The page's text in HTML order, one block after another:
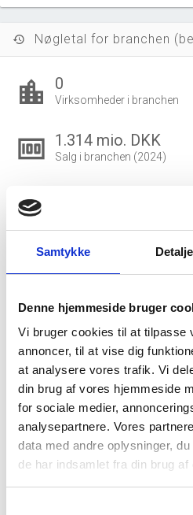
Samtykke
Denne hjemmeside bruger
Vi bruger cookies til at tilpasse
annoncer, til at vise dig
at analysere vores trafik. Vi
din brug af vores hjemmeside
for sociale medier,
analysepartnere. Vores
data med andre oplysninger,
de har indsamlet fra din brug af
history
location_city 0
Virksomheder i branchen
money 1.314 mio. DKK
Salg i branchen (2024)
local_shipping
account_balance_wallet 647.294 DKK
people_outline 668
Beskæftigede i branchen
group 499
Fuldtidsbeskæftigede i
312
Beskæftigede kvinder i